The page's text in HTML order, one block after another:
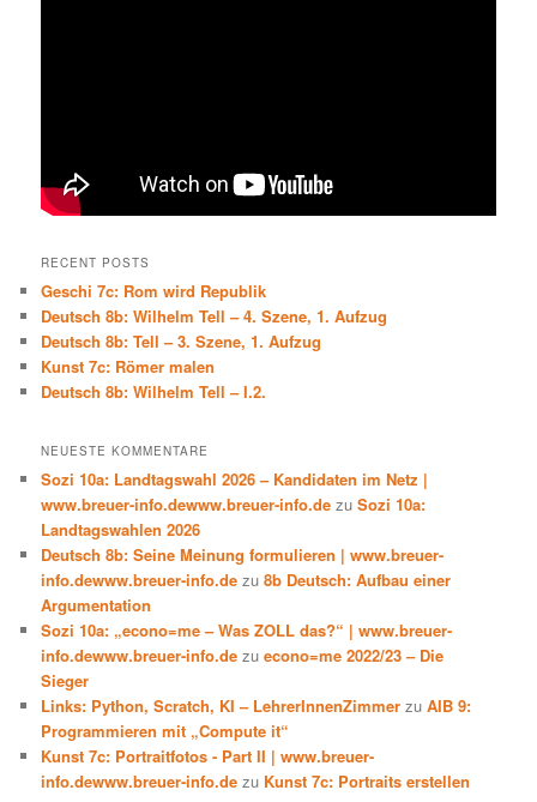
RECENT POSTS
Geschi 7c: Rom wird Republik
Deutsch 8b: Wilhelm Tell – 4. Szene, 1. Aufzug
Deutsch 8b: Tell – 3. Szene, 1. Aufzug
Kunst 7c: Römer malen
Deutsch 8b: Wilhelm Tell – I.2.
NEUESTE KOMMENTARE
Sozi 10a: Landtagswahl 2026 – Kandidaten im Netz |
www.breuer-info.dewww.breuer-info.de zuSozi 10a:
Landtagswahlen 2026
Deutsch 8b: Seine Meinung formulieren | www.breuer-
info.dewww.breuer-info.de zu8b Deutsch: Aufbau einer
Argumentation
Sozi 10a: „econo=me – Was ZOLL das?“ | www.breuer-
info.dewww.breuer-info.de zuecono=me 2022/23 – Die
Sieger
Links: Python, Scratch, KI – LehrerInnenZimmer zuAIB 9:
Programmieren mit „Compute it“
Kunst 7c: Portraitfotos - Part II | www.breuer-
info.dewww.breuer-info.de zu Kunst 7c: Portraits erstellen